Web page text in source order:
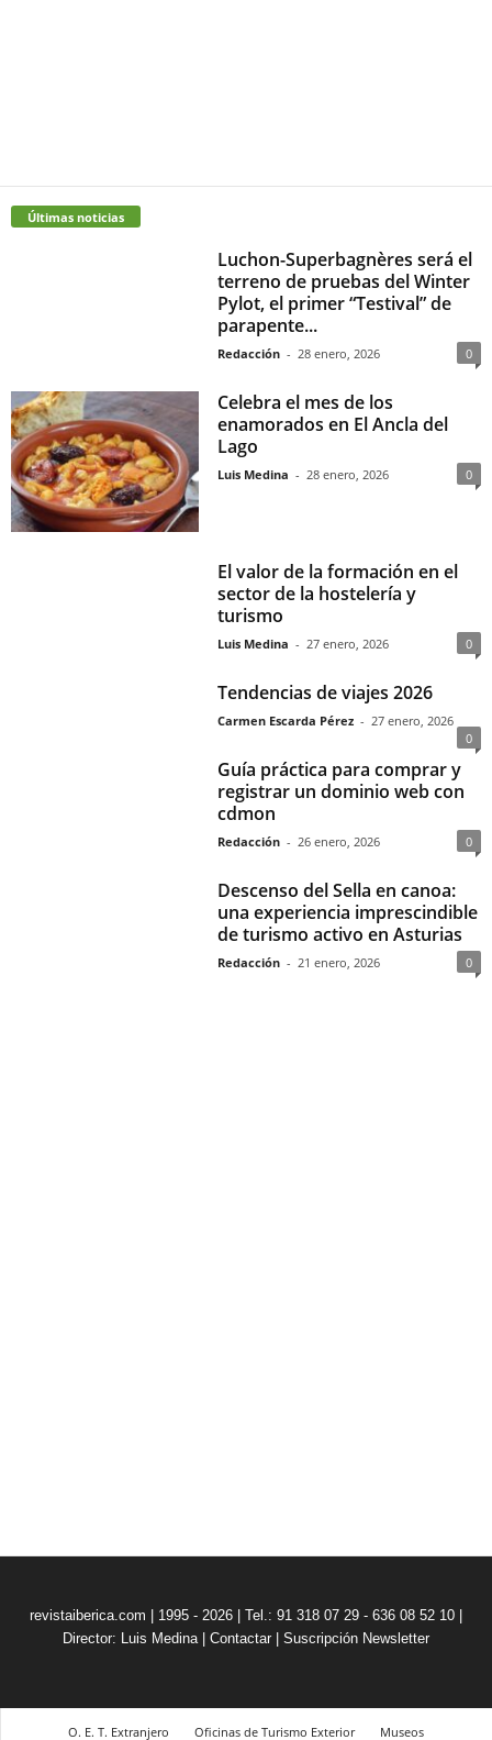
Últimas noticias
Luchon-Superbagnères será el
terreno de pruebas del Winter
Pylot, el primer “Testival” de
parapente...
Redacción - 28 enero, 2026 0
Celebra el mes de los
enamorados en El Ancla del
Lago
Luis Medina - 28 enero, 2026 0
El valor de la formación en el
sector de la hostelería y
turismo
Luis Medina - 27 enero, 2026 0
Tendencias de viajes 2026
Carmen Escarda Pérez - 27 enero, 2026
0
Guía práctica para comprar y
registrar un dominio web con
cdmon
Redacción - 26 enero, 2026 0
Descenso del Sella en canoa:
una experiencia imprescindible
de turismo activo en Asturias
Redacción - 21 enero, 2026 0
revistaiberica.com | 1995 - 2026 | Tel.: 91 318 07 29 - 636 08 52 10 |
Director: Luis Medina| Contactar Suscripción Newsletter
O. E. T. Extranjero Oficinas de Turismo Exterior Museos